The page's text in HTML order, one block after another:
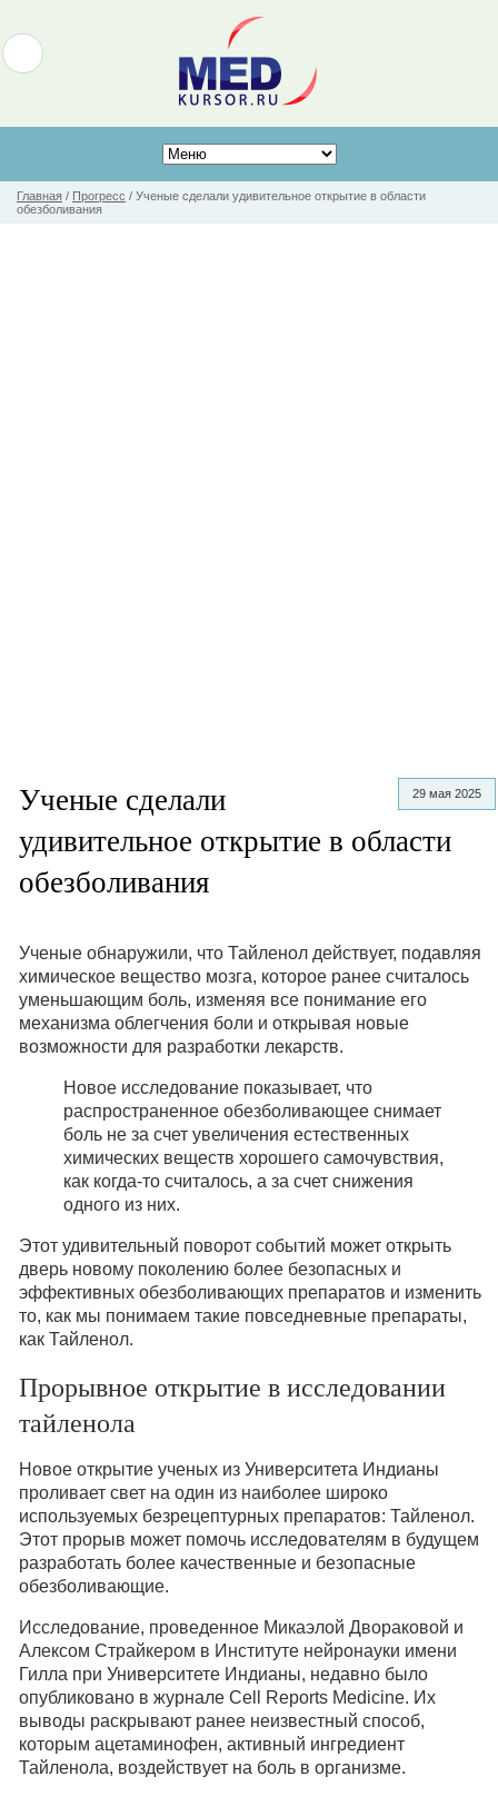
Главная / Прогресс / Ученые сделали удивительное открытие в области
обезболивания
29 мая 2025
Ученые сделали
удивительное открытие в области
обезболивания
Ученые обнаружили, что Тайленол действует, подавляя
химическое вещество мозга, которое ранее считалось
уменьшающим боль, изменяя все понимание его
механизма облегчения боли и открывая новые
возможности для разработки лекарств.
Новое исследование показывает, что
распространенное обезболивающее снимает
боль не за счет увеличения естественных
химических веществ хорошего самочувствия,
как когда-то считалось, а за счет снижения
одного из них.
Этот удивительный поворот событий может открыть
дверь новому поколению более безопасных и
эффективных обезболивающих препаратов и изменить
то, как мы понимаем такие повседневные препараты,
как Тайленол.
Прорывное открытие в исследовании
тайленола
Новое открытие ученых из Университета Индианы
проливает свет на один из наиболее широко
используемых безрецептурных препаратов: Тайленол.
Этот прорыв может помочь исследователям в будущем
разработать более качественные и безопасные
обезболивающие.
Исследование, проведенное Микаэлой Двораковой и
Алексом Страйкером в Институте нейронауки имени
Гилла при Университете Индианы, недавно было
опубликовано в журнале Cell Reports Medicine. Их
выводы раскрывают ранее неизвестный способ,
которым ацетаминофен, активный ингредиент
Тайленола, воздействует на боль в организме.